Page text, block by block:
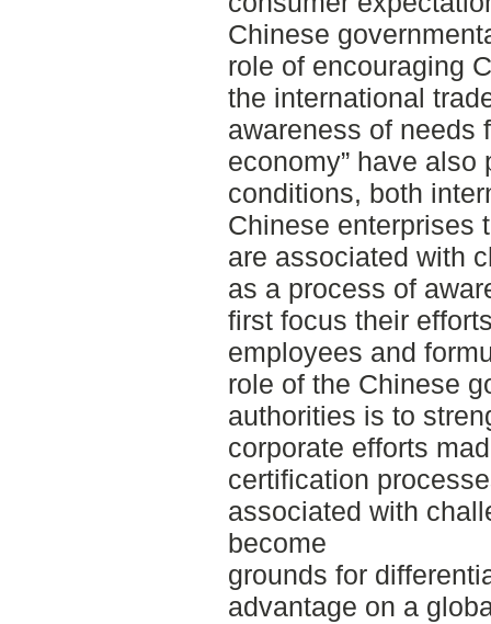
Chinese
role of encouraging
the international
awareness of needs
economy” have
conditions, both
Chinese enterprises
are associated with
as a process of
first focus their
employees and
role of the Chinese
authorities is to
corporate efforts
certification
associated with
become
grounds for
advantage on a